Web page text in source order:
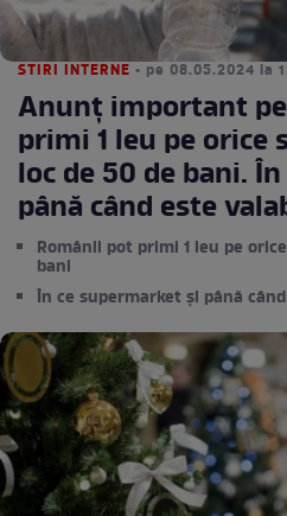
STIRI INTERNE • pe 08.05.2024 la
Anunț important
primi 1 leu pe orice
loc de 50 de bani.
până când este
Românii pot primi 1 leu pe
bani
În ce supermarket și până